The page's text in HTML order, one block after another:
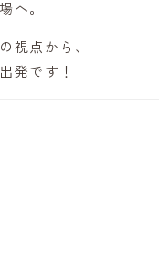
へ。
視点から、
発です！